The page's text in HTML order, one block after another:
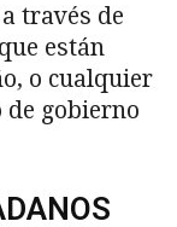
través de
están
o cualquier
gobierno